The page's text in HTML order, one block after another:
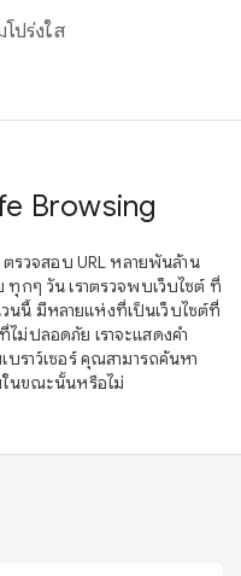
โปร่งใส
Browsing
รวจสอบ URL หลายพันล้าน
ทุกๆ วัน เราตรวจพบเว็บไซต์ ที่
นนี้ มีหลายแห่งที่เป็นเว็บไซต์ที่
ม่ปลอดภัย เราจะแสดงคำ
บราว์เซอร์ คุณสามารถค้นหา
ในขณะนั้นหรือไม่